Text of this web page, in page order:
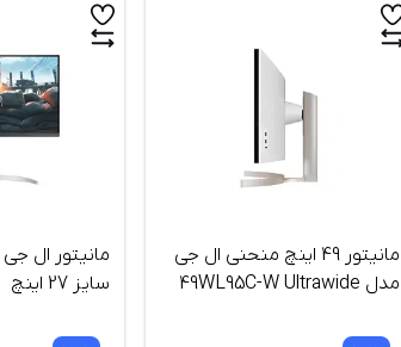
مانیتور 49 اینچ منحنی ال جی
مدل 49WL95C-W Ultrawide
سایز 27 اینچ